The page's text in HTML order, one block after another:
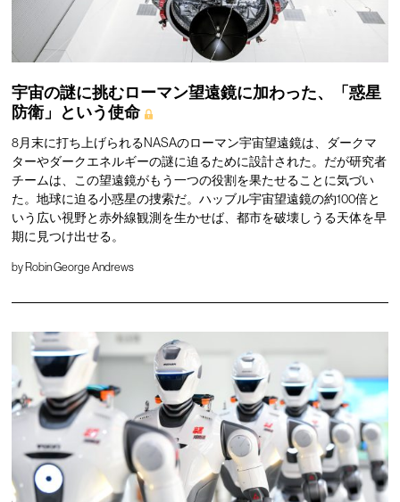
宇宙の謎に挑むローマン望遠鏡に加わった、「惑星
防衛」という使命
8月末に打ち上げられるNASAのローマン宇宙望遠鏡は、ダークマ
ターやダークエネルギーの謎に迫るために設計された。だが研究者
チームは、この望遠鏡がもう一つの役割を果たせることに気づい
た。地球に迫る小惑星の捜索だ。ハッブル宇宙望遠鏡の約100倍と
いう広い視野と赤外線観測を生かせば、都市を破壊しうる天体を早
期に見つけ出せる。
by Robin George Andrews